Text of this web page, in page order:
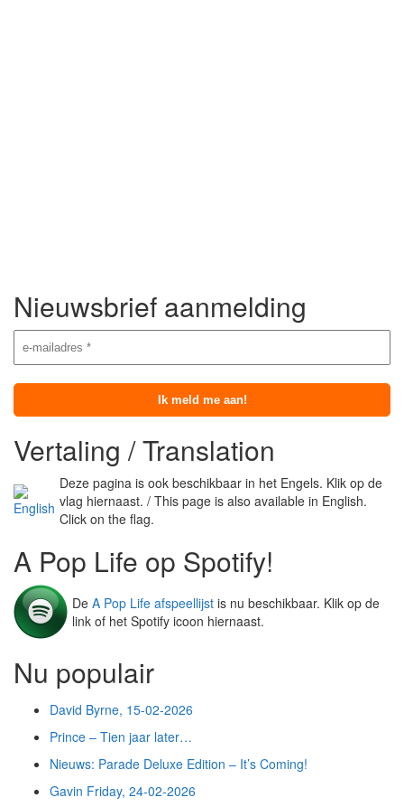
Nieuwsbrief aanmelding
Vertaling / Translation
Deze pagina is ook beschikbaar in het Engels. Klik op de
vlag hiernaast. / This page is also available in English.
Click on the flag.
A Pop Life op Spotify!
De A Pop Life afspeellijst is nu beschikbaar. Klik op de
link of het Spotify icoon hiernaast.
Nu populair
David Byrne, 15-02-2026
Prince – Tien jaar later…
Nieuws: Parade Deluxe Edition – It’s Coming!
Gavin Friday, 24-02-2026